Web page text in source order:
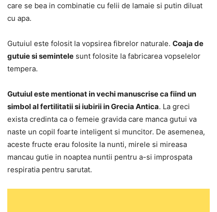
care se bea in combinatie cu felii de lamaie si putin diluat
cu apa.
Gutuiul este folosit la vopsirea fibrelor naturale. Coaja de
gutuie si semintele sunt folosite la fabricarea vopselelor
tempera.
Gutuiul este mentionat in vechi manuscrise ca fiind un
simbol al fertilitatii si iubirii in Grecia Antica. La greci
exista credinta ca o femeie gravida care manca gutui va
naste un copil foarte inteligent si muncitor. De asemenea,
aceste fructe erau folosite la nunti, mirele si mireasa
mancau gutie in noaptea nuntii pentru a-si improspata
respiratia pentru sarutat.